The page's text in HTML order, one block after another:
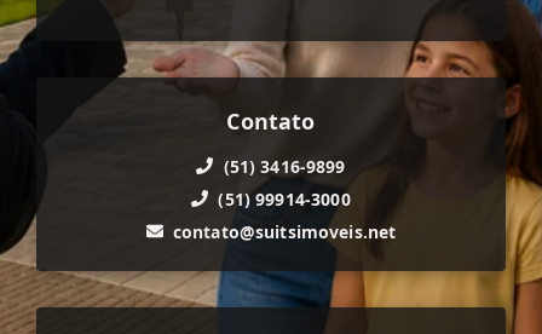
Contato
(51) 3416-9899
(51) 99914-3000
contato@suitsimoveis.net